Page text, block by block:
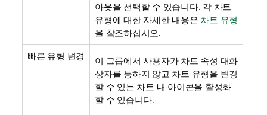
아웃을 선택할 수 있습니다. 각 차트
유형에 대한 자세한 내용은 차트 유형
을 참조하십시오.
빠른 유형 변경
이 그룹에서 사용자가 차트 속성 대화
상자를 통하지 않고 차트 유형을 변경
할 수 있는 차트 내 아이콘을 활성화
할 수 있습니다.